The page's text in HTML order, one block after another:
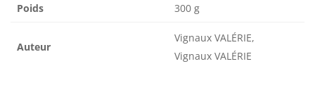
Poids 300 g
Auteur
Vignaux VALÉRIE,
Vignaux VALÉRIE